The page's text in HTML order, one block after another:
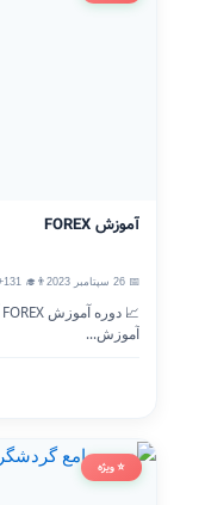
آموزش FOREX
📅 26 سپتامبر 2023 👨‍🎓 131+ نفر
آموزش...
⭐ ویژه